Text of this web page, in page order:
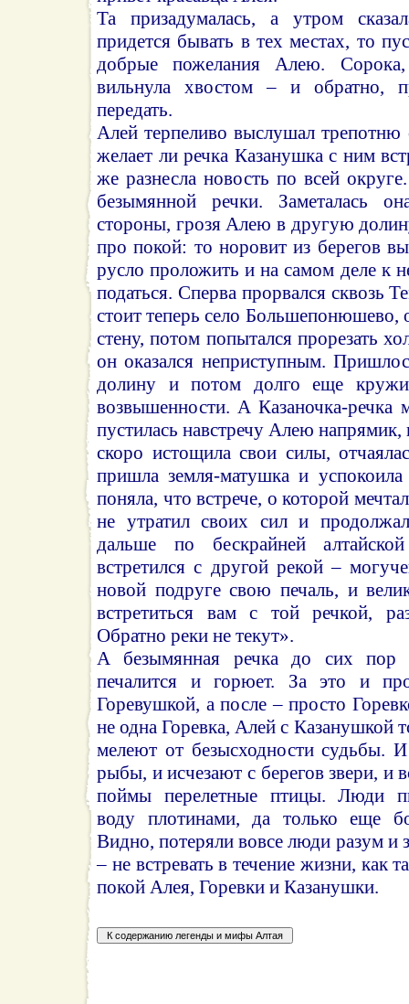
Та призадумалась, а утром
придется бывать в тех местах, то
добрые пожелания Алею.
вильнула хвостом – и обратно,
передать.
Алей терпеливо выслушал трепотню
желает ли речка Казанушка с ним
же разнесла новость по всей
безымянной речки. Заметалась
стороны, грозя Алею в другую
про покой: то норовит из берегов
русло проложить и на самом деле к
податься. Сперва прорвался сквозь
стоит теперь село Большепонюшево,
стену, потом попытался прорезать
он оказался неприступным.
долину и потом долго еще
возвышенности. А Казаночка-речка
пустилась навстречу Алею напрямик,
скоро истощила свои силы,
пришла земля-матушка и успокоила
поняла, что встрече, о которой
не утратил своих сил и
дальше по бескрайней
встретился с другой рекой –
новой подруге свою печаль, и
встретиться вам с той речкой,
Обратно реки не текут».
А безымянная речка до сих пор
печалится и горюет. За это и
Горевушкой, а после – просто
не одна Горевка, Алей с Казанушкой
мелеют от безысходности судьбы.
рыбы, и исчезают с берегов звери, и
поймы перелетные птицы. Люди
воду плотинами, да только еще
Видно, потеряли вовсе люди разум и
– не встревать в течение жизни, как
покой Алея, Горевки и Казанушки.